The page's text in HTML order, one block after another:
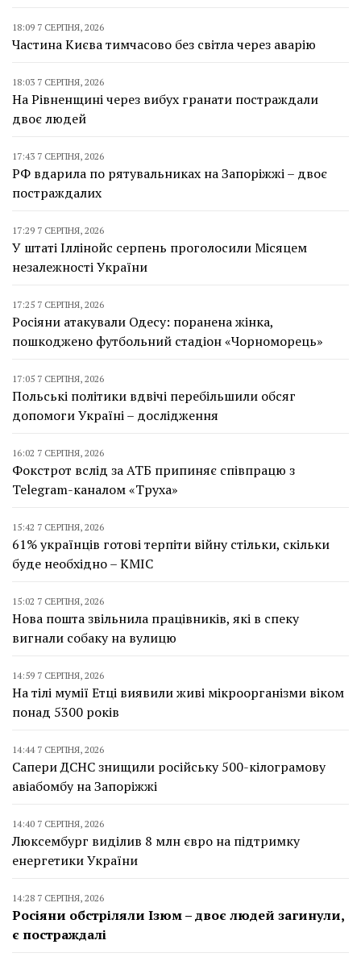
18:09 7 СЕРПНЯ, 2026
Частина Києва тимчасово без світла через аварію
18:03 7 СЕРПНЯ, 2026
На Рівненщині через вибух гранати постраждали
двоє людей
17:43 7 СЕРПНЯ, 2026
РФ вдарила по рятувальниках на Запоріжжі – двоє
постраждалих
17:29 7 СЕРПНЯ, 2026
У штаті Іллінойс серпень проголосили Місяцем
незалежності України
17:25 7 СЕРПНЯ, 2026
Росіяни атакували Одесу: поранена жінка,
пошкоджено футбольний стадіон «Чорноморець»
17:05 7 СЕРПНЯ, 2026
Польські політики вдвічі перебільшили обсяг
допомоги Україні – дослідження
16:02 7 СЕРПНЯ, 2026
Фокстрот вслід за АТБ припиняє співпрацю з
Telegram-каналом «Труха»
15:42 7 СЕРПНЯ, 2026
61% українців готові терпіти війну стільки, скільки
буде необхідно – КМІС
15:02 7 СЕРПНЯ, 2026
Нова пошта звільнила працівників, які в спеку
вигнали собаку на вулицю
14:59 7 СЕРПНЯ, 2026
На тілі мумії Етці виявили живі мікроорганізми віком
понад 5300 років
14:44 7 СЕРПНЯ, 2026
Сапери ДСНС знищили російську 500-кілограмову
авіабомбу на Запоріжжі
14:40 7 СЕРПНЯ, 2026
Люксембург виділив 8 млн євро на підтримку
енергетики України
14:28 7 СЕРПНЯ, 2026
Росіяни обстріляли Ізюм – двоє людей загинули,
є постраждалі